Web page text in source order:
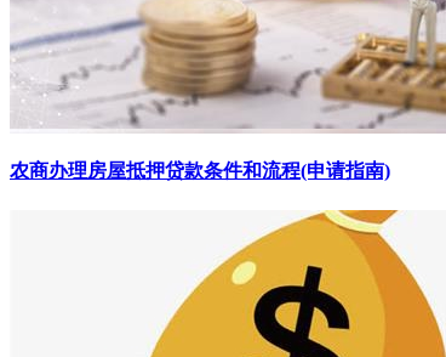
农商办理房屋抵押贷款条件和流程(申请指南)